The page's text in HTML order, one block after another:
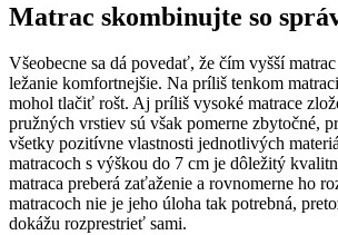
Matrac skombinujte so
Všeobecne sa dá povedať, že čím vyšší
ležanie komfortnejšie. Na príliš tenkom
mohol tlačiť rošt. Aj príliš vysoké matrace
pružných vrstiev sú však pomerne zbytočné,
všetky pozitívne vlastnosti jednotlivých
matracoch s výškou do 7 cm je dôležitý
matraca preberá zaťaženie a rovnomerne ho
matracoch nie je jeho úloha tak potrebná,
dokážu rozprestrieť sami.